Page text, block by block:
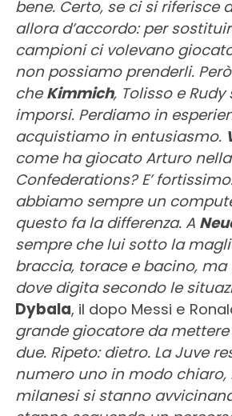
bene. Certo, se ci si riferisce
allora d’accordo: per
campioni ci volevano
non possiamo prenderli.
che Kimmich, Tolisso e
imporsi. Perdiamo in
acquistiamo in entusiasmo.
come ha giocato Arturo nella
Confederations? E’
abbiamo sempre un
questo fa la differenza. A
sempre che lui sotto la
braccia, torace e bacino,
dove digita secondo le
Dybala, il dopo Messi e
grande giocatore da
due. Ripeto: dietro. La Juve
numero uno in modo chiaro,
milanesi si stanno